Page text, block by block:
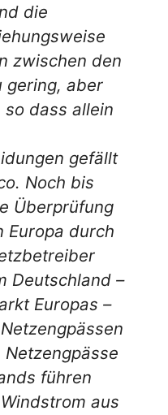
die
zwischen den
gering, aber
dass allein
gefällt
Noch bis
Überprüfung
Europa durch
Deutschland –
Europas –
führen
aus